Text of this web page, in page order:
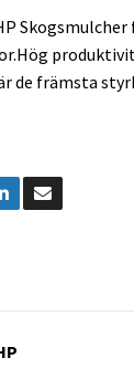
de främsta